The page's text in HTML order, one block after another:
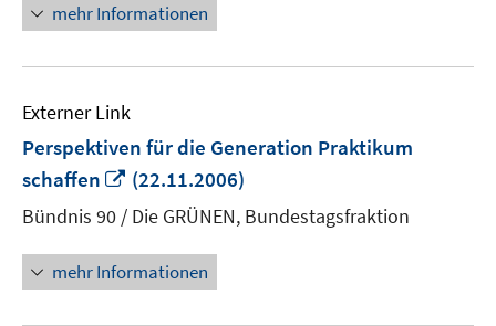
mehr Informationen
Externer Link
Perspektiven für die Generation Praktikum
schaffen
In
neuem
Fenster
öffnen
(22.11.2006)
Bündnis 90 / Die GRÜNEN, Bundestagsfraktion
mehr Informationen